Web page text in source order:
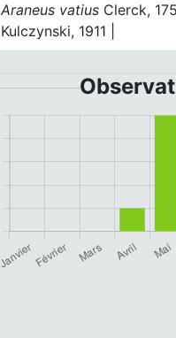
Araneus vatius Clerck,
Kulczynski, 1911 |